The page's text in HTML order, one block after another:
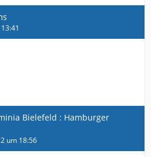
Bielefeld : Hamburger
um 18:56